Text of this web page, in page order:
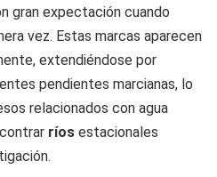
gran expectación cuando
vez. Estas marcas aparecen
extendiéndose por
pendientes marcianas, lo
relacionados con agua
ríos estacionales